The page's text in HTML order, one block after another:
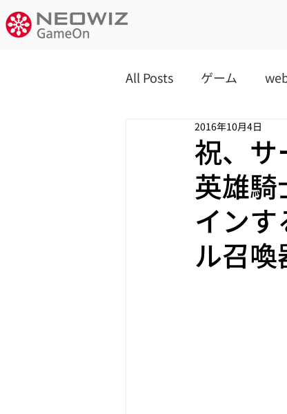
All Posts ゲーム
祝、サ
英雄騎
イン
ル召喚
2016年10月4日